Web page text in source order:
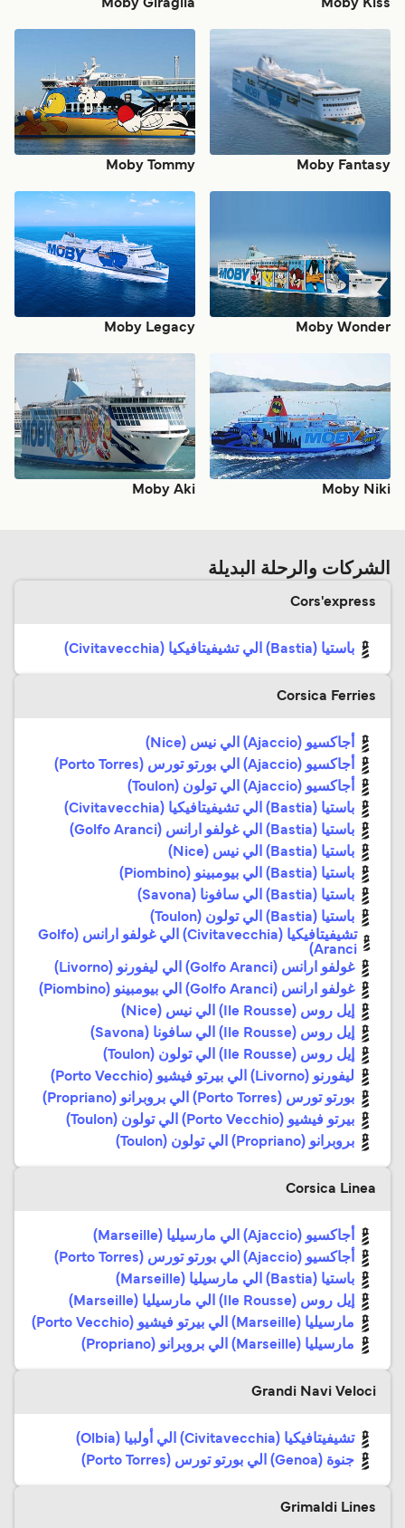
Moby Kiss
Moby Giraglia
Moby Fantasy
Moby Tommy
Moby Wonder
Moby Legacy
Moby Niki
Moby Aki
الشركات والرحلة البديلة
Cors'express
باستيا (Bastia) الي تشيفيتافيكيا (Civitavecchia)
Corsica Ferries
أجاكسيو (Ajaccio) الي نيس (Nice)
أجاكسيو (Ajaccio) الي بورتو تورس (Porto Torres)
أجاكسيو (Ajaccio) الي تولون (Toulon)
باستيا (Bastia) الي تشيفيتافيكيا (Civitavecchia)
باستيا (Bastia) الي غولفو ارانس (Golfo Aranci)
باستيا (Bastia) الي نيس (Nice)
باستيا (Bastia) الي بيومبينو (Piombino)
باستيا (Bastia) الي سافونا (Savona)
باستيا (Bastia) الي تولون (Toulon)
تشيفيتافيكيا (Civitavecchia) الي غولفو ارانس (Golfo
Aranci)
غولفو ارانس (Golfo Aranci) الي ليفورنو (Livorno)
غولفو ارانس (Golfo Aranci) الي بيومبينو (Piombino)
إيل روس (Ile Rousse) الي نيس (Nice)
إيل روس (Ile Rousse) الي سافونا (Savona)
إيل روس (Ile Rousse) الي تولون (Toulon)
ليفورنو (Livorno) الي بيرتو فيشيو (Porto Vecchio)
بورتو تورس (Porto Torres) الي بروبرانو (Propriano)
بيرتو فيشيو (Porto Vecchio) الي تولون (Toulon)
بروبرانو (Propriano) الي تولون (Toulon)
Corsica Linea
أجاكسيو (Ajaccio) الي مارسيليا (Marseille)
أجاكسيو (Ajaccio) الي بورتو تورس (Porto Torres)
باستيا (Bastia) الي مارسيليا (Marseille)
إيل روس (Ile Rousse) الي مارسيليا (Marseille)
مارسيليا (Marseille) الي بيرتو فيشيو (Porto Vecchio)
مارسيليا (Marseille) الي بروبرانو (Propriano)
Grandi Navi Veloci
تشيفيتافيكيا (Civitavecchia) الي أولبيا (Olbia)
جنوة (Genoa) الي بورتو تورس (Porto Torres)
Grimaldi Lines